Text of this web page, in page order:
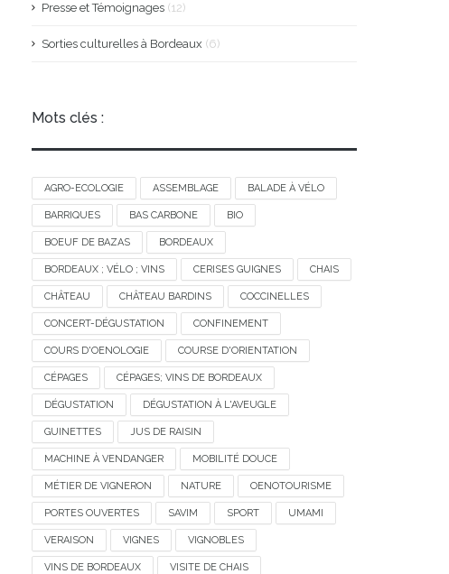
Presse et Témoignages (12)
Sorties culturelles à Bordeaux (6)
Mots clés :
AGRO-ECOLOGIE ASSEMBLAGE BALADE À VÉLO
BARRIQUES BAS CARBONE BIO
BOEUF DE BAZAS BORDEAUX
BORDEAUX ; VÉLO ; VINS CERISES GUIGNES CHAIS
CHÂTEAU CHÂTEAU BARDINS COCCINELLES
CONCERT-DÉGUSTATION CONFINEMENT
COURS D'OENOLOGIE COURSE D'ORIENTATION
CÉPAGES CÉPAGES; VINS DE BORDEAUX
DÉGUSTATION DÉGUSTATION À L'AVEUGLE
GUINETTES JUS DE RAISIN
MACHINE À VENDANGER MOBILITÉ DOUCE
MÉTIER DE VIGNERON NATURE OENOTOURISME
PORTES OUVERTES SAVIM SPORT UMAMI
VERAISON VIGNES VIGNOBLES
VINS DE BORDEAUX VISITE DE CHAIS